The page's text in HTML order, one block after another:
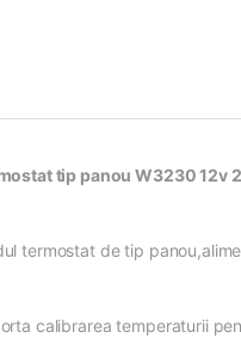
tip panou W3230 12v
termostat de tip
calibrarea temperaturii